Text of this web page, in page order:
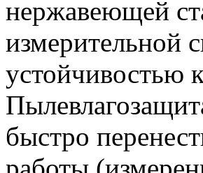
нержавеющей
измерительной
устойчивостью
быстро